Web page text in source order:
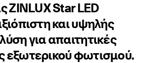
ZINLUX Star LED
και υψηλής
για απαιτητικές
εξωτερικού φωτισμού.